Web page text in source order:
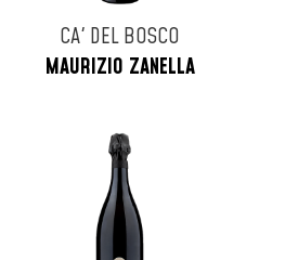
CA' DEL BOSCO
MAURIZIO ZANELLA